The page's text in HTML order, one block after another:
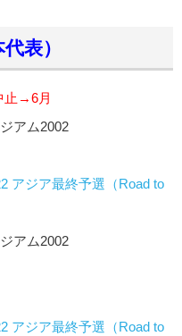
表）
止→6月
アム2002
アジア最終予選（Road to
アム2002
アジア最終予選（Road to